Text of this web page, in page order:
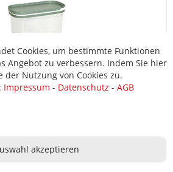
Alythia Grün
Cookies, um bestimmte Funktionen
Angebot zu verbessern. Indem Sie hier
Nutzung von Cookies zu.
Impressum - Datenschutz - AGB
akzeptieren